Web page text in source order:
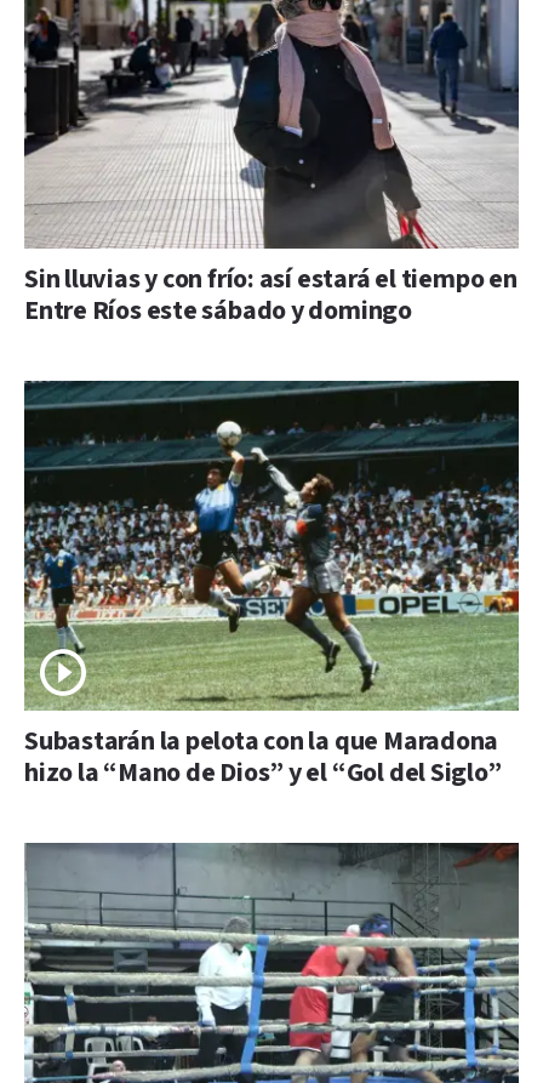
Sin lluvias y con frío: así estará el tiempo en
Entre Ríos este sábado y domingo
Subastarán la pelota con la que Maradona
hizo la “Mano de Dios” y el “Gol del Siglo”